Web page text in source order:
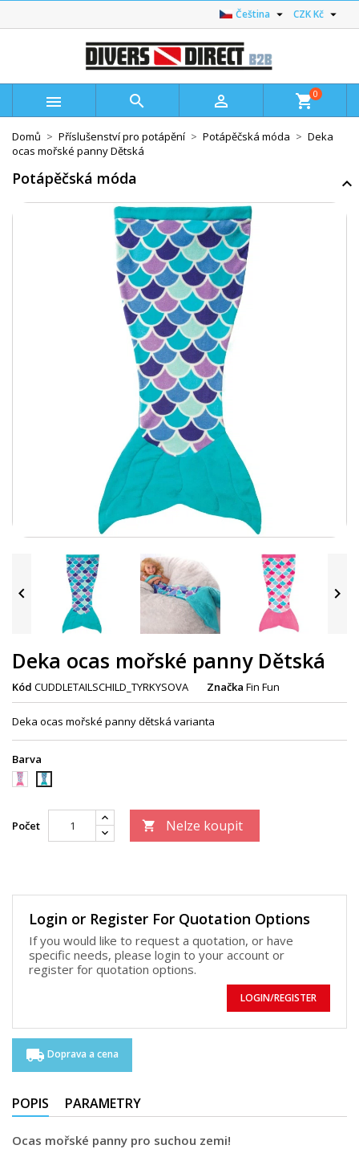
CZK Kč 
Čeština 
   shopping_cart0
Domů Příslušenství pro potápění Potápěčská móda
Deka
ocas mořské panny Dětská
Potápěčská móda
 
Deka ocas mořské panny Dětská
Kód CUDDLETAILSCHILD_TYRKYSOVA Značka Fin Fun
Deka ocas mořské panny dětská varianta
Barva
růžovátyrkysová
Počet  Nelze koupit
Login or Register For Quotation Options
If you would like to request a quotation, or have
specific needs, please login to your account or
register for quotation options.
LOGIN/REGISTER
local_shipping Doprava a cena
POPIS PARAMETRY
Ocas mořské panny pro suchou zemi!